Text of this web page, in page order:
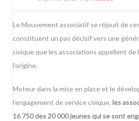
Le Mouvement associatif se réjouit de
constituent un pas décisif vers une
civique que les associations appellent
l’origine.
Moteur dans la mise en place et le
l’engagement de service civique, les
16 750 des 20 000 jeunes qui se sont